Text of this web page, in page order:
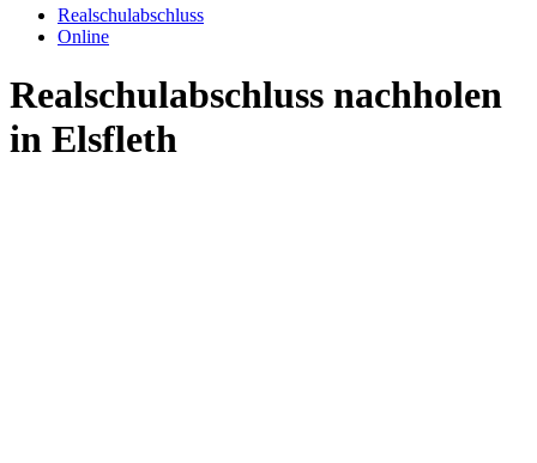
Realschulabschluss
Online
Realschulabschluss nachholen
in Elsfleth